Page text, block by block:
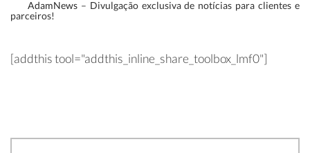
AdamNews– Divulgação exclusiva de notícias para clientes e
parceiros!
[addthis tool="addthis_inline_share_toolbox_lmf0"]